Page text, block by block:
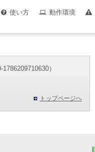
使い方 動作環境
）
トップページへ